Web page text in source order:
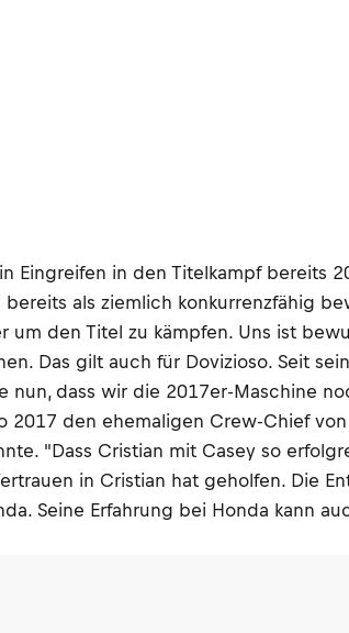
Eingreifen in den Titelkampf bereits
als ziemlich konkurrenzfähig
um den Titel zu kämpfen. Uns ist
Das gilt auch für Dovizioso. Seit
dass wir die 2017er-Maschine
2017 den ehemaligen Crew-Chief
"Dass Cristian mit Casey so
in Cristian hat geholfen. Die
Seine Erfahrung bei Honda kann